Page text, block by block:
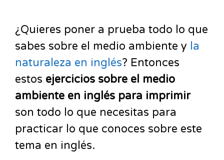
¿Quieres poner a prueba todo lo que
sabes sobre el medio ambiente y la
naturaleza en inglés? Entonces
estos ejercicios sobre el medio
ambiente en inglés para imprimir
son todo lo que necesitas para
practicar lo que conoces sobre este
tema en inglés.